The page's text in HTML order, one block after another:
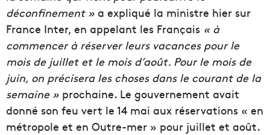
déconfinement » a expliqué la ministre hier sur
France Inter, en appelant les Français « à
commencer à réserver leurs vacances pour le
mois de juillet et le mois d’août. Pour le mois de
juin, on précisera les choses dans le courant de la
semaine » prochaine. Le gouvernement avait
donné son feu vert le 14 mai aux réservations « en
métropole et en Outre-mer » pour juillet et août.